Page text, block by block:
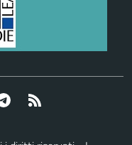
Telegram